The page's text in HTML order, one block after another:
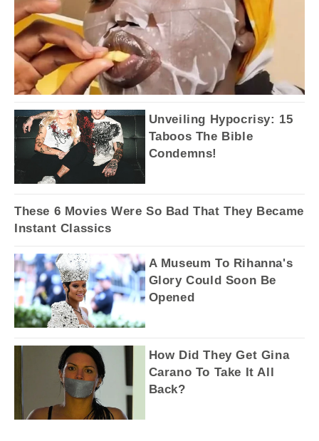
Unveiling Hypocrisy: 15
Taboos The Bible
Condemns!
These 6 Movies Were So Bad That They Became
Instant Classics
A Museum To Rihanna's
Glory Could Soon Be
Opened
How Did They Get Gina
Carano To Take It All
Back?